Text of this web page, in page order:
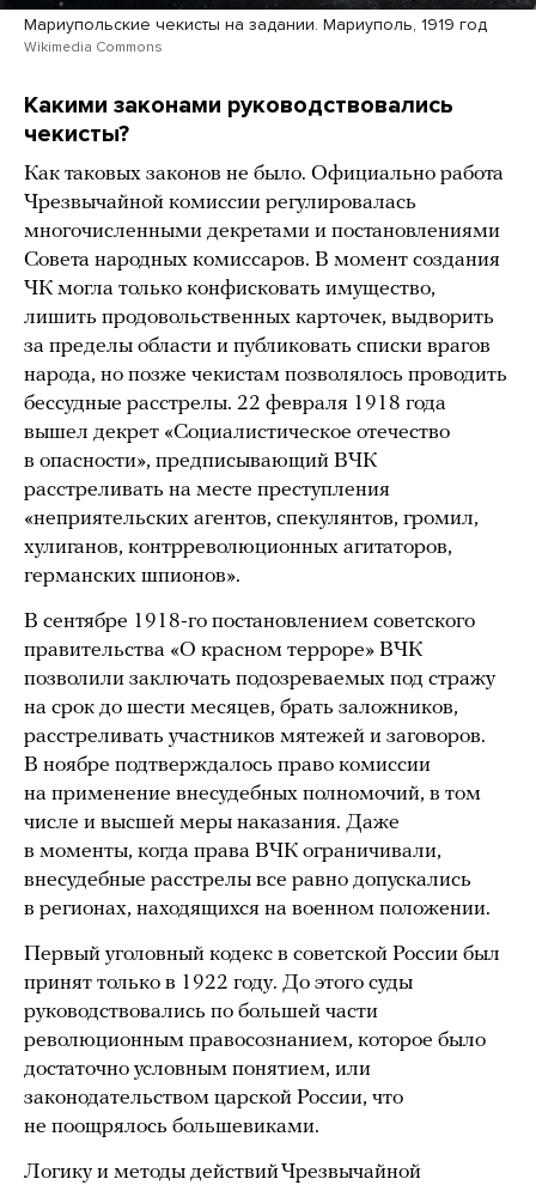
Мариупольские чекисты на задании. Мариуполь, 1919 год
Wikimedia Commons
Какими законами руководствовались
чекисты?
Как таковых законов не было. Официально работа
Чрезвычайной комиссии регулировалась
многочисленными декретами и постановлениями
Совета народных комиссаров. В момент создания
ЧК могла только конфисковать имущество,
лишить продовольственных карточек, выдворить
за пределы области и публиковать списки врагов
народа, но позже чекистам позволялось проводить
бессудные расстрелы. 22 февраля 1918 года
вышел декрет «Социалистическое отечество
в опасности», предписывающий ВЧК
расстреливать на месте преступления
«неприятельских агентов, спекулянтов, громил,
хулиганов, контрреволюционных агитаторов,
германских шпионов».
В сентябре 1918-го постановлением советского
правительства «О красном терроре» ВЧК
позволили заключать подозреваемых под стражу
на срок до шести месяцев, брать заложников,
расстреливать участников мятежей и заговоров.
В ноябре подтверждалось право комиссии
на применение внесудебных полномочий, в том
числе и высшей меры наказания. Даже
в моменты, когда права ВЧК ограничивали,
внесудебные расстрелы все равно допускались
в регионах, находящихся на военном положении.
Первый уголовный кодекс в советской России был
принят только в 1922 году. До этого суды
руководствовались по большей части
революционным правосознанием, которое было
достаточно условным понятием, или
законодательством царской России, что
не поощрялось большевиками.
Логику и методы действий Чрезвычайной